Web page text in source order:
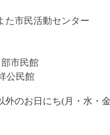
市民活動センター
市民館
公民館
外のお日にち(月・水・